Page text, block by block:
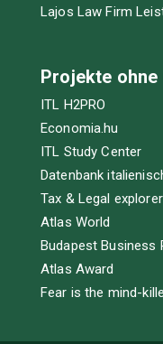
Lajos Law Firm
Projekte ohne
ITL H2PRO
Economia.hu
ITL Study Center
Datenbank
Tax & Legal explorer
Atlas World
Budapest Business
Atlas Award
Fear is the mind-